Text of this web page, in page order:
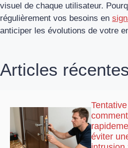
visuel de chaque utilisateur.
régulièrement vos besoins en
anticiper les évolutions de votre
Articles
éviter